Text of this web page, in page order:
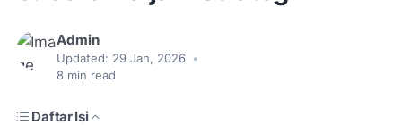
Admin
Updated: 29 Jan, 2026 •
8 min read
Daftar Isi